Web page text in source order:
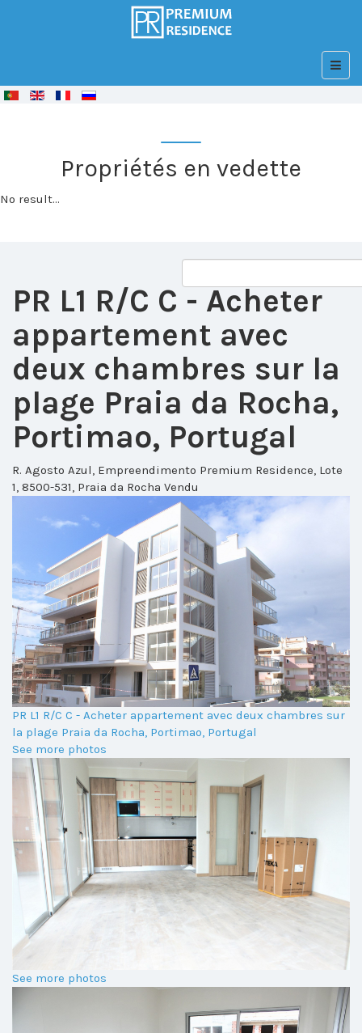
© FreeJoomla! 3 Modules
Propriétés en vedette
No result...
PR L1 R/C C - Acheter
appartement avec
deux chambres sur la
plage Praia da Rocha,
Portimao, Portugal
R. Agosto Azul, Empreendimento Premium Residence, Lote
1, 8500-531, Praia da Rocha Vendu
PR L1 R/C C - Acheter appartement avec deux chambres sur
la plage Praia da Rocha, Portimao, Portugal
See more photos
See more photos